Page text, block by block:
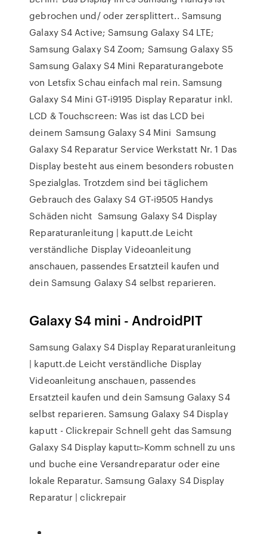
gebrochen und/ oder zersplittert.. Samsung
Galaxy S4 Active; Samsung Galaxy S4 LTE;
Samsung Galaxy S4 Zoom; Samsung Galaxy S5
Samsung Galaxy S4 Mini Reparaturangebote
von Letsfix Schau einfach mal rein. Samsung
Galaxy S4 Mini GT-i9195 Display Reparatur inkl.
LCD & Touchscreen: Was ist das LCD bei
deinem Samsung Galaxy S4 Mini Samsung
Galaxy S4 Reparatur Service Werkstatt Nr. 1 Das
Display besteht aus einem besonders robusten
Spezialglas. Trotzdem sind bei täglichem
Gebrauch des Galaxy S4 GT-i9505 Handys
Schäden nicht Samsung Galaxy S4 Display
Reparaturanleitung | kaputt.de Leicht
verständliche Display Videoanleitung
anschauen, passendes Ersatzteil kaufen und
dein Samsung Galaxy S4 selbst reparieren.
Galaxy S4 mini - AndroidPIT
Samsung Galaxy S4 Display Reparaturanleitung
| kaputt.de Leicht verständliche Display
Videoanleitung anschauen, passendes
Ersatzteil kaufen und dein Samsung Galaxy S4
selbst reparieren. Samsung Galaxy S4 Display
kaputt - Clickrepair Schnell geht das Samsung
Galaxy S4 Display kaputt▻Komm schnell zu uns
und buche eine Versandreparatur oder eine
lokale Reparatur. Samsung Galaxy S4 Display
Reparatur | clickrepair